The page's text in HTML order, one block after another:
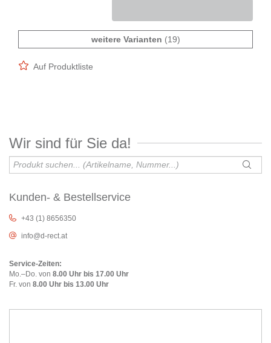
weitere Varianten (19)
Auf Produktliste
Wir sind für Sie da!
Kunden- & Bestellservice
+43 (1) 8656350
info@d-rect.at
Service-Zeiten:
Mo.–Do. von 8.00 Uhr bis 17.00 Uhr
Fr. von 8.00 Uhr bis 13.00 Uhr